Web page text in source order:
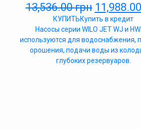
13,536.00грн 11,988.00
КУПИТЬКупить в кредит
Насосы серии WILO JET WJ и
используются для водоснабжения,
орошения, подачи воды из
глубоких резервуаров.